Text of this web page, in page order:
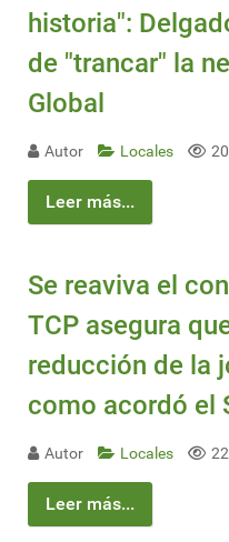
historia":
de "trancar" la
Global
Autor Locales 20
Leer más...
Se reaviva el
TCP asegura
reducción de la
como acordó el
Autor Locales 22
Leer más...